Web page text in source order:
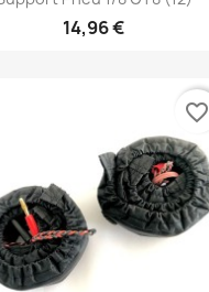
14,96 €
favorite_border